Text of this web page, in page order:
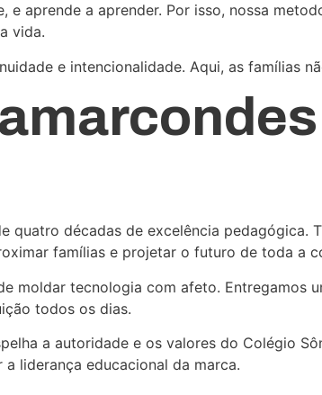
aprende a aprender. Por isso, nossa
vida.
e intencionalidade. Aqui, as famílias
décadas de excelência pedagógica.
famílias e projetar o futuro de toda a
moldar tecnologia com afeto. Entregamos
todos os dias.
a autoridade e os valores do Colégio
liderança educacional da marca.